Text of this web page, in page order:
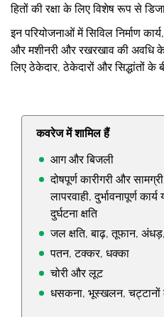
हितों की रक्षा के लिए विशेष रूप से
इन परियोजनाओं में सिविल निर्माण
और मशीनरी और रखरखाव की अवधि के
लिए ठेकेदार, ठेकेदारों और सिद्धांतों के
कवरेज में शामिल हैं
आग और बिजली
दोषपूर्ण कारीगरी और
लापरवाही, दुर्भावनापूर्ण
दुर्घटना क्षति
जल क्षति, बाढ़, तूफान,
पतन, टक्कर, धक्का
चोरी और लूट
धसकना, भूस्खलन, चट्टानों